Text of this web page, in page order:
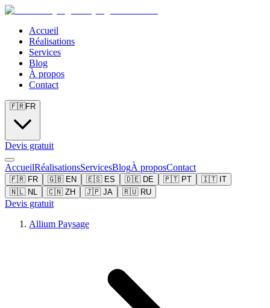
Accueil
Réalisations
Services
Blog
À propos
Contact
🇫🇷FR
Devis gratuit
AccueilRéalisationsServicesBlogÀ proposContact
🇫🇷 FR 🇬🇧 EN 🇪🇸 ES 🇩🇪 DE 🇵🇹 PT 🇮🇹 IT
🇳🇱 NL 🇨🇳 ZH 🇯🇵 JA 🇷🇺 RU
Devis gratuit
Allium Paysage